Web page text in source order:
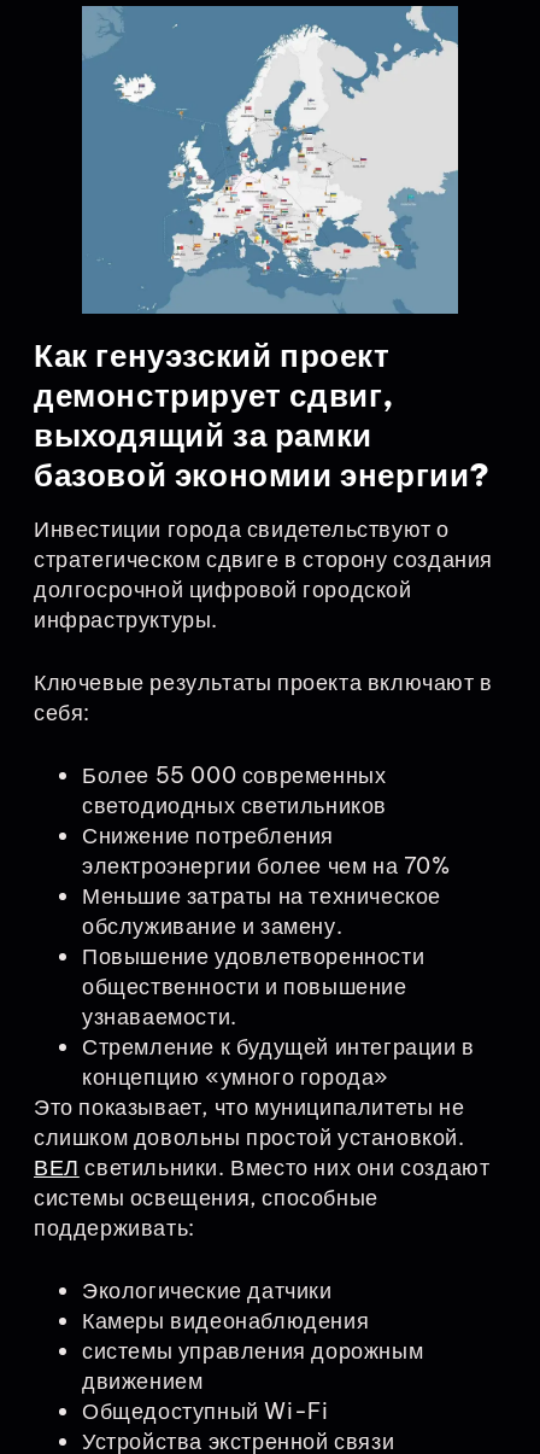
Как генуэзский проект
демонстрирует сдвиг,
выходящий за рамки
базовой экономии энергии?
Инвестиции города свидетельствуют о
стратегическом сдвиге в сторону создания
долгосрочной цифровой городской
инфраструктуры.
Ключевые результаты проекта включают в
себя:
Более 55 000 современных
светодиодных светильников
Снижение потребления
электроэнергии более чем на 70%
Меньшие затраты на техническое
обслуживание и замену.
Повышение удовлетворенности
общественности и повышение
узнаваемости.
Стремление к будущей интеграции в
концепцию «умного города»
Это показывает, что муниципалитеты не
слишком довольны простой установкой.
ВЕЛ светильники. Вместо них они создают
системы освещения, способные
поддерживать:
Экологические датчики
Камеры видеонаблюдения
системы управления дорожным
движением
Общедоступный Wi-Fi
Устройства экстренной связи